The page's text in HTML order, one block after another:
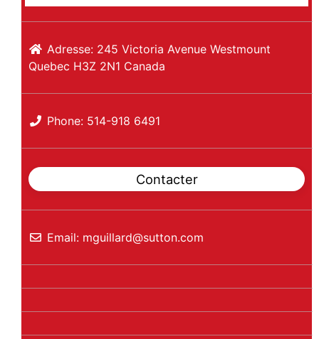
Adresse: 245 Victoria Avenue Westmount
Quebec H3Z 2N1 Canada
Phone: 514-918 6491
Contacter
Email: mguillard@sutton.com